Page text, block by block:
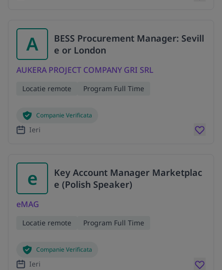
A
BESS Procurement Manager: Sevill
e or London
AUKERA PROJECT COMPANY GRI SRL
Locatie remote Program Full Time
Companie Verificata
Ieri
e
Key Account Manager Marketplac
e (Polish Speaker)
eMAG
Locatie remote Program Full Time
Companie Verificata
Ieri